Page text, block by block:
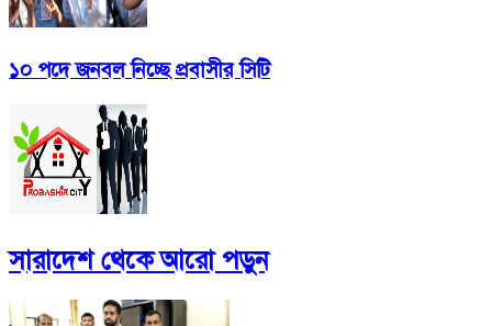
১০ পদে জনবল নিচ্ছে প্রবাসীর সিটি
সারাদেশথেকে আরো পড়ুন